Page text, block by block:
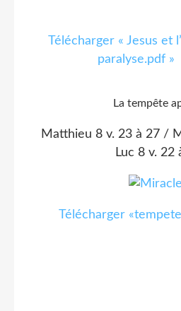
Télécharger « Jesus et
paralyse.pdf »
La tempête
Matthieu 8 v. 23 à 27 /
Luc 8 v. 22
Télécharger